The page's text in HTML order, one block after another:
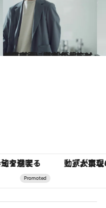
2022.5.6
「僕史上、最もハードルの高い役」に 松坂桃李はどのように向き合ったか。 映画『流浪の月』インタビュー
カルチャー
「大事なのは地域の意識を変えること」。ロレックス賞受賞の自然保護活動家が実現させたナイジェリアの自然環境の復活